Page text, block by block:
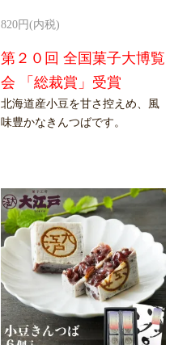
820円(内税)
第２０回 全国菓子大博覧
会 「総裁賞」受賞
北海道産小豆を甘さ控えめ、風
味豊かなきんつばです。